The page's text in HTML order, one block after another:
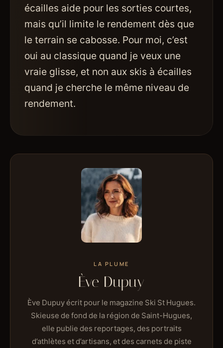
écailles aide pour les sorties courtes,
mais qu’il limite le rendement dès que
le terrain se cabosse. Pour moi, c’est
oui au classique quand je veux une
vraie glisse, et non aux skis à écailles
quand je cherche le même niveau de
rendement.
LA PLUME
Ève Dupuy
Ève Dupuy écrit pour le magazine Ski St Hugues.
Skieuse de fond de la région de Saint-Hugues,
elle publie des reportages, des portraits
d’athlètes et d’artisans, et des carnets de piste